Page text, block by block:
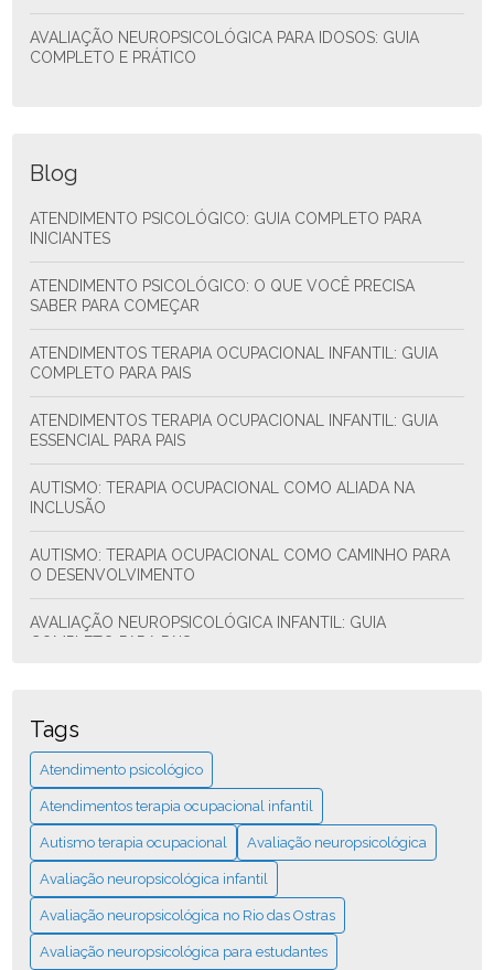
AVALIAÇÃO NEUROPSICOLÓGICA PARA IDOSOS: GUIA
COMPLETO E PRÁTICO
Blog
ATENDIMENTO PSICOLÓGICO: GUIA COMPLETO PARA
INICIANTES
ATENDIMENTO PSICOLÓGICO: O QUE VOCÊ PRECISA
SABER PARA COMEÇAR
ATENDIMENTOS TERAPIA OCUPACIONAL INFANTIL: GUIA
COMPLETO PARA PAIS
ATENDIMENTOS TERAPIA OCUPACIONAL INFANTIL: GUIA
ESSENCIAL PARA PAIS
AUTISMO: TERAPIA OCUPACIONAL COMO ALIADA NA
INCLUSÃO
AUTISMO: TERAPIA OCUPACIONAL COMO CAMINHO PARA
O DESENVOLVIMENTO
AVALIAÇÃO NEUROPSICOLÓGICA INFANTIL: GUIA
COMPLETO PARA PAIS
AVALIAÇÃO NEUROPSICOLÓGICA NO RIO DAS OSTRAS: O
QUE SABER ANTES
AVALIAÇÃO NEUROPSICOLÓGICA PARA ESTUDANTES: O
GUIA ESSENCIAL
AVALIAÇÃO NEUROPSICOLÓGICA PARA IDOSOS: GUIA
COMPLETO E PRÁTICO
Tags
Atendimento psicológico
Atendimentos terapia ocupacional infantil
Autismo terapia ocupacional Avaliação neuropsicológica
Avaliação neuropsicológica infantil
Avaliação neuropsicológica no Rio das Ostras
Avaliação neuropsicológica para estudantes